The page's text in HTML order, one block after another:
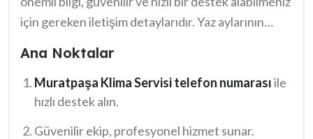
için gereken iletişim detaylarıdır. Yaz aylarının
klimalarınızın aksamadan çalışması için
profesyonel bir destek şarttır. Bu noktada, ihtiyaç
duyduğunuz her an ulaşabileceğiniz
Klima Servisi telefon numarası
Ana Noktalar
Muratpaşa Klima Servisi telefon numarasıile
hızlı destek alın.
Güvenilir ekip, profesyonel hizmet sunar.